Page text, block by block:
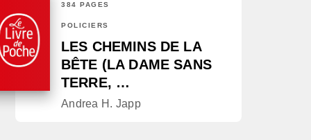
384 PAGES
POLICIERS
LES CHEMINS DE LA
BÊTE (LA DAME SANS
TERRE, …
Andrea H. Japp